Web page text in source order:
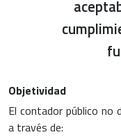
Objetividad
El contador público no
a través de: